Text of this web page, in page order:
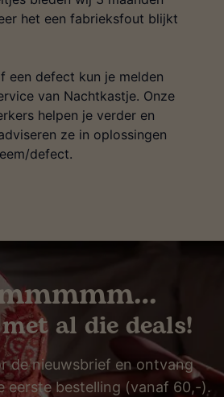
het een fabrieksfout blijkt
een defect kun je melden
van Nachtkastje. Onze
helpen je verder en
ze in oplossingen
defect.
al die deals!
de nieuwsbrief en ontvang
eerste bestelling (vanaf 60,-).